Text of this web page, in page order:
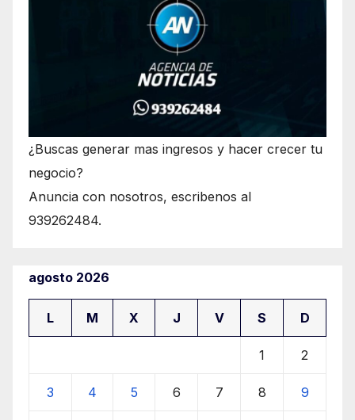
¿Buscas generar mas ingresos y hacer crecer tu
negocio?
Anuncia con nosotros, escribenos al
939262484.
agosto 2026
L M X J V S D
1 2
3 4 5 6 7 8 9